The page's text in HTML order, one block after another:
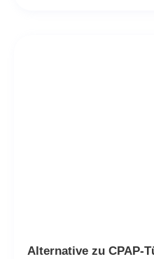
Alternative zu CPAP-